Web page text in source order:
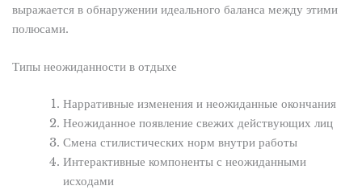
выражается в обнаружении идеального баланса между этими
полюсами.
Типы неожиданности в отдыхе
Нарративные изменения и неожиданные окончания
Неожиданное появление свежих действующих лиц
Смена стилистических норм внутри работы
Интерактивные компоненты с неожиданными
исходами